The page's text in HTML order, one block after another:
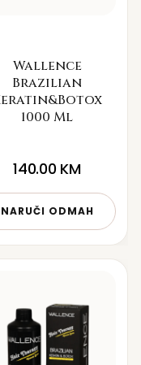
Wallence
Brazilian
1000 Ml
140.00 KM
NARUČI ODMAH